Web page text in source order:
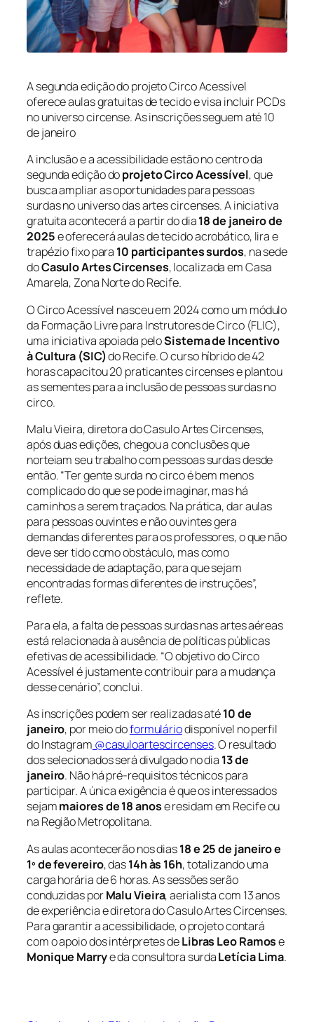
A segunda edição do projeto Circo Acessível
oferece aulas gratuitas de tecido e visa incluir PCDs
no universo circense. As inscrições seguem até 10
de janeiro
A inclusão e a acessibilidade estão no centro da
segunda edição doprojeto Circo Acessível, que
busca ampliar as oportunidades para pessoas
surdas no universo das artes circenses. A iniciativa
gratuita acontecerá a partir do dia18 de janeiro de
2025e oferecerá aulas de tecido acrobático, lira e
trapézio fixo para 10 participantes surdos, na sede
doCasulo Artes Circenses, localizada em Casa
Amarela, Zona Norte do Recife.
O Circo Acessível nasceu em 2024 como um módulo
da Formação Livre para Instrutores de Circo (FLIC),
uma iniciativa apoiada peloSistema de Incentivo
à Cultura (SIC)do Recife. O curso híbrido de 42
horas capacitou 20 praticantes circenses e plantou
as sementes para a inclusão de pessoas surdas no
circo.
Malu Vieira, diretora do Casulo Artes Circenses,
após duas edições, chegou a conclusões que
norteiam seu trabalho com pessoas surdas desde
então. “Ter gente surda no circo é bem menos
complicado do que se pode imaginar, mas há
caminhos a serem traçados. Na prática, dar aulas
para pessoas ouvintes e não ouvintes gera
demandas diferentes para os professores, o que não
deve ser tido como obstáculo, mas como
necessidade de adaptação, para que sejam
encontradas formas diferentes de instruções”,
reflete.
Para ela, a falta de pessoas surdas nas artes aéreas
está relacionada à ausência de políticas públicas
efetivas de acessibilidade. “O objetivo do Circo
Acessível é justamente contribuir para a mudança
desse cenário”, conclui.
As inscrições podem ser realizadas até10 de
janeiro, por meio doformuláriodisponível no perfil
do Instagram @casuloartescircenses. O resultado
dos selecionados será divulgado no dia 13 de
janeiro. Não há pré-requisitos técnicos para
participar. A única exigência é que os interessados
sejammaiores de 18 anose residam em Recife ou
na Região Metropolitana.
As aulas acontecerão nos dias18 e 25 de janeiro e
1º de fevereiro, das14h às 16h, totalizando uma
carga horária de 6 horas. As sessões serão
conduzidas porMalu Vieira, aerialista com 13 anos
de experiência e diretora do Casulo Artes Circenses.
Para garantir a acessibilidade, o projeto contará
com o apoio dos intérpretes deLibras Leo Ramose
Monique Marrye da consultora surdaLetícia Lima.